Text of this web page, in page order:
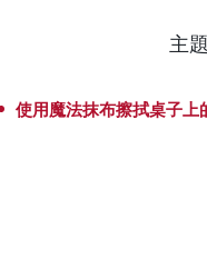
主題
使用魔法抹布擦拭桌子上